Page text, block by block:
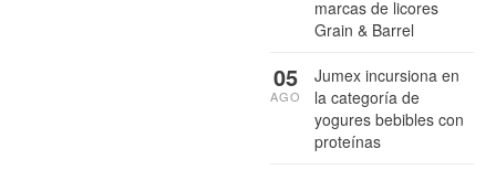
marcas de licores
Grain & Barrel
Jumex incursiona en
la categoría de
yogures bebibles con
proteínas
05
AGO